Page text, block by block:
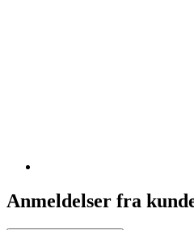
Anmeldelser fra